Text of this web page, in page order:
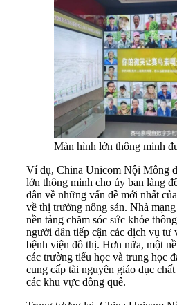
Màn hình lớn thông minh
Ví dụ, China Unicom Nội Mông
lớn thông minh cho ủy ban làng
dân về những vấn đề mới nhất
về thị trường nông sản. Nhà
nền tảng chăm sóc sức khỏe
người dân tiếp cận các dịch vụ tư
bệnh viện đô thị. Hơn nữa, một
các trường tiểu học và trung học
cung cấp tài nguyên giáo dục
các khu vực đồng quê.